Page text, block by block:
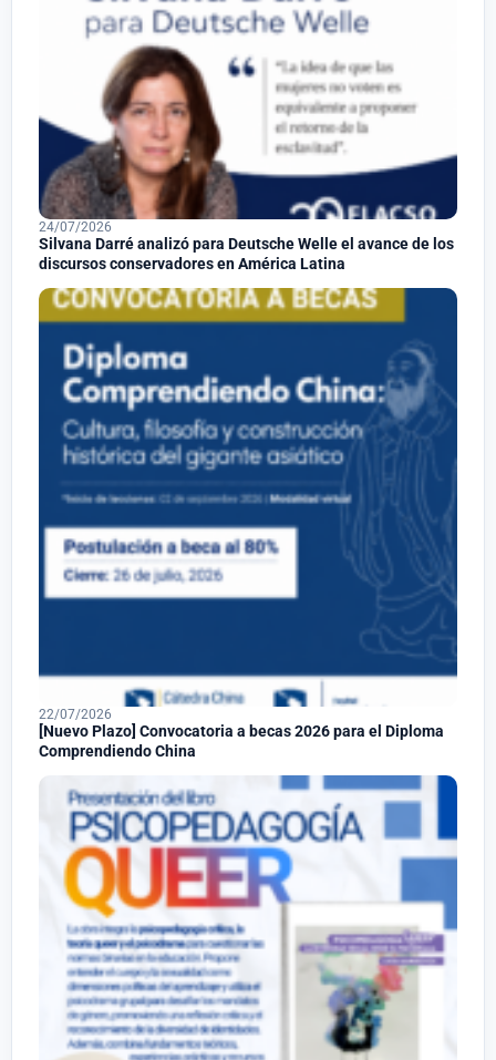
24/07/2026
Silvana Darré analizó para Deutsche Welle el avance de los
discursos conservadores en América Latina
22/07/2026
[Nuevo Plazo] Convocatoria a becas 2026 para el Diploma
Comprendiendo China